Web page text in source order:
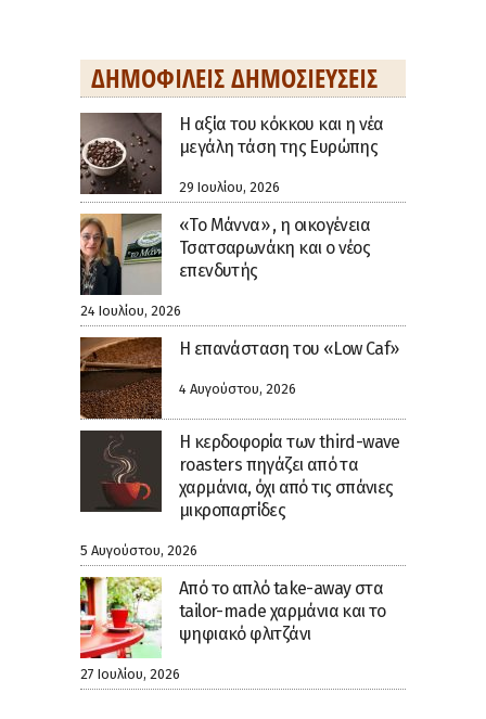
ΔΗΜΟΦΙΛΕΊΣ ΔΗΜΟΣΙΕΎΣΕΙΣ
H αξία του κόκκου και η νέα
μεγάλη τάση της Ευρώπης
29 Ιουλίου, 2026
«Το Μάννα» , η οικογένεια
Τσατσαρωνάκη και ο νέος
επενδυτής
24 Ιουλίου, 2026
Η επανάσταση του «Low Caf»
4 Αυγούστου, 2026
Η κερδοφορία των third-wave
roasters πηγάζει από τα
χαρμάνια, όχι από τις σπάνιες
μικροπαρτίδες
5 Αυγούστου, 2026
Από το απλό take-away στα
tailor-made χαρμάνια και το
ψηφιακό φλιτζάνι
27 Ιουλίου, 2026